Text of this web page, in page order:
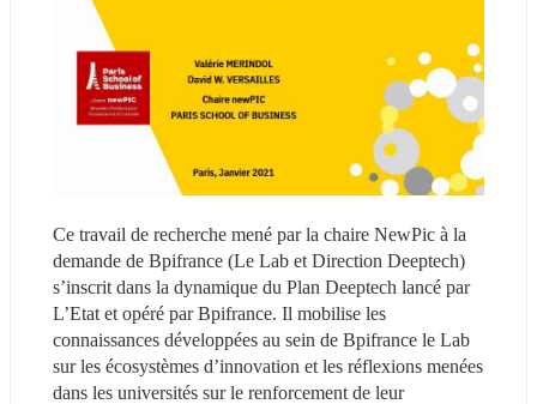
Ce travail de recherche mené par la chaire NewPic à la
demande de Bpifrance (Le Lab et Direction Deeptech)
s’inscrit dans la dynamique du Plan Deeptech lancé par
L’Etat et opéré par Bpifrance. Il mobilise les
connaissances développées au sein de Bpifrance le Lab
sur les écosystèmes d’innovation et les réflexions menées
dans les universités sur le renforcement de leur